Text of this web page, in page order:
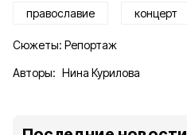
православие концерт
Сюжеты: Репортаж
Авторы: Нина Курилова